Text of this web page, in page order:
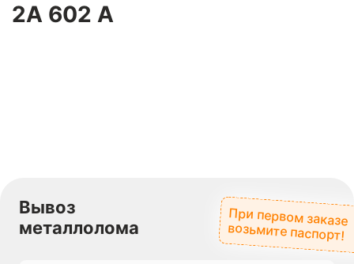
2А 602 А
Вывоз
металлолома
При первом заказе
возьмите паспорт!